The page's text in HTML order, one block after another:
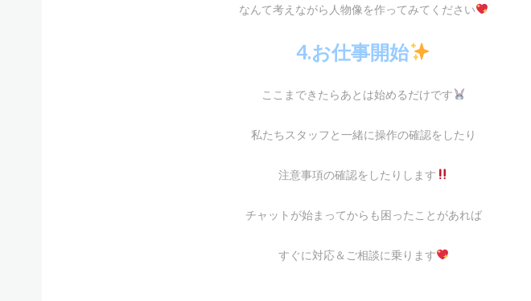
なんて考えながら人物像を作ってみてください
4.お仕事開始
ここまできたらあとは始めるだけです
私たちスタッフと一緒に操作の確認をしたり
注意事項の確認をしたりします
チャットが始まってからも困ったことがあれば
すぐに対応＆ご相談に乗ります